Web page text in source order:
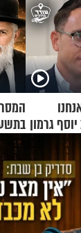
גרמון